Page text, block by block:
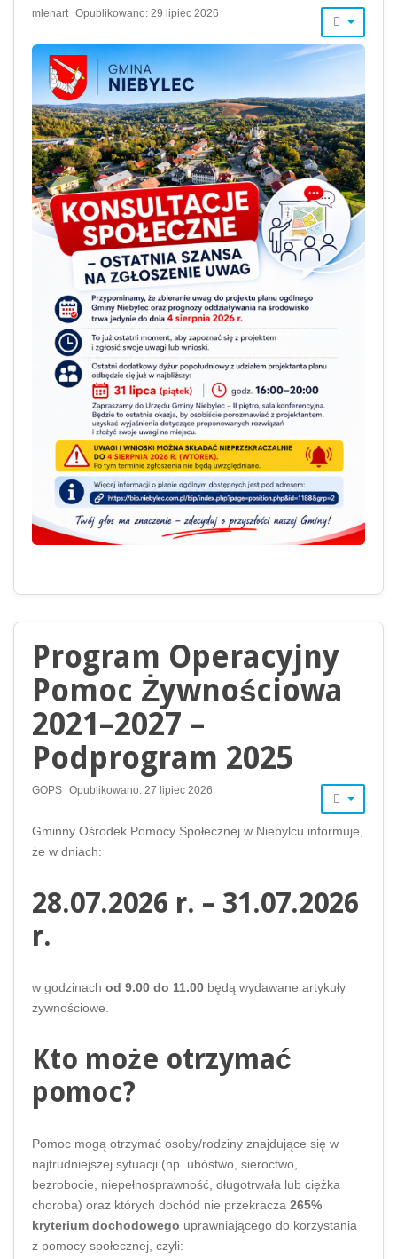
mlenart Opublikowano: 29 lipiec 2026
Program Operacyjny
Pomoc Żywnościowa
2021–2027 –
Podprogram 2025
GOPS Opublikowano: 27 lipiec 2026
Gminny Ośrodek Pomocy Społecznej w Niebylcu informuje,
że w dniach:
28.07.2026 r. – 31.07.2026
r.
w godzinach od 9.00 do 11.00 będą wydawane artykuły
żywnościowe.
Kto może otrzymać
pomoc?
Pomoc mogą otrzymać osoby/rodziny znajdujące się w
najtrudniejszej sytuacji (np. ubóstwo, sieroctwo,
bezrobocie, niepełnosprawność, długotrwała lub ciężka
choroba) oraz których dochód nie przekracza 265%
kryterium dochodowego uprawniającego do korzystania
z pomocy społecznej, czyli: